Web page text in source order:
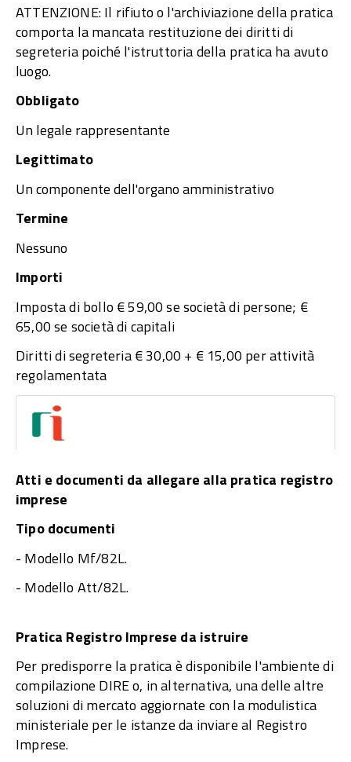
ATTENZIONE: Il rifiuto o l'archiviazione della pratica
comporta la mancata restituzione dei diritti di
segreteria poiché l'istruttoria della pratica ha avuto
luogo.
Obbligato
Un legale rappresentante
Legittimato
Un componente dell'organo amministrativo
Termine
Nessuno
Importi
Imposta di bollo € 59,00 se società di persone; €
65,00 se società di capitali
Diritti di segreteria € 30,00 + € 15,00 per attività
regolamentata
Atti e documenti da allegare alla pratica registro
imprese
Tipo documenti
- Modello Mf/82L.
- Modello Att/82L.
Pratica Registro Imprese da istruire
Per predisporre la pratica è disponibile l'ambiente di
compilazione DIRE o, in alternativa, una delle altre
soluzioni di mercato aggiornate con la modulistica
ministeriale per le istanze da inviare al Registro
Imprese.